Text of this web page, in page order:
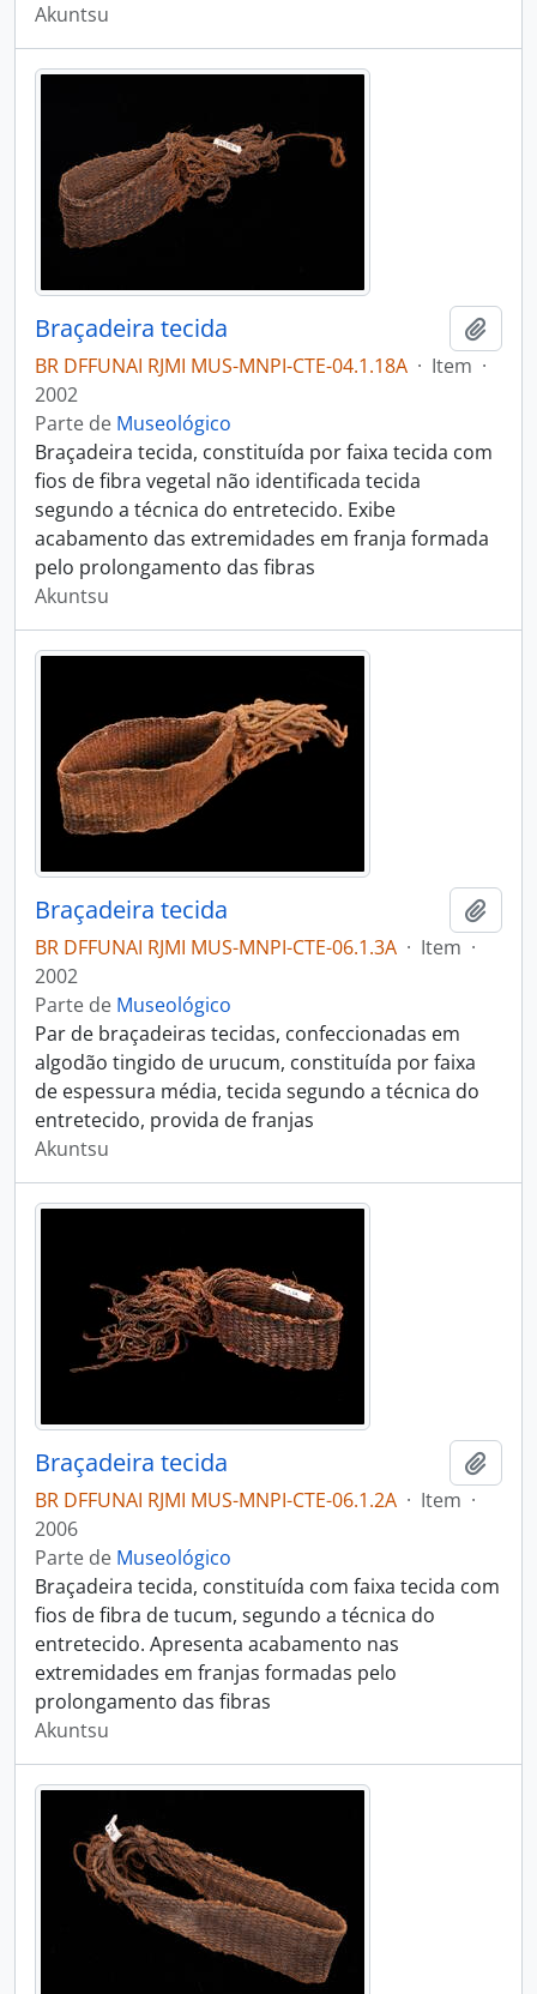
Akuntsu
Braçadeira tecida
BR DFFUNAI RJMI MUS-MNPI-CTE-04.1.18A · Item ·
2002
Parte de Museológico
Braçadeira tecida, constituída por faixa tecida com
fios de fibra vegetal não identificada tecida
segundo a técnica do entretecido. Exibe
acabamento das extremidades em franja formada
pelo prolongamento das fibras
Akuntsu
Braçadeira tecida
BR DFFUNAI RJMI MUS-MNPI-CTE-06.1.3A · Item ·
2002
Parte de Museológico
Par de braçadeiras tecidas, confeccionadas em
algodão tingido de urucum, constituída por faixa
de espessura média, tecida segundo a técnica do
entretecido, provida de franjas
Akuntsu
Braçadeira tecida
BR DFFUNAI RJMI MUS-MNPI-CTE-06.1.2A · Item ·
2006
Parte de Museológico
Braçadeira tecida, constituída com faixa tecida com
fios de fibra de tucum, segundo a técnica do
entretecido. Apresenta acabamento nas
extremidades em franjas formadas pelo
prolongamento das fibras
Akuntsu